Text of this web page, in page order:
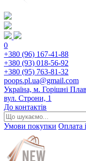
0
+380 (96) 167-41-88
+380 (93) 018-56-92
+380 (95) 763-81-32
poops.pl.ua@gmail.com
Україна, м. Горішні
вул. Строни, 1
До контактів
Умови покупки Оплата